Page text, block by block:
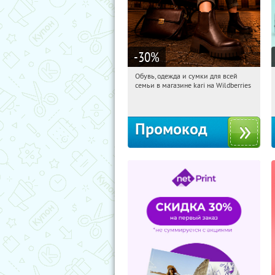
-30%
07:22:31 Получили:
Обувь, одежда и сумки для всей
семьи в магазине kari на Wildberries
Промокод